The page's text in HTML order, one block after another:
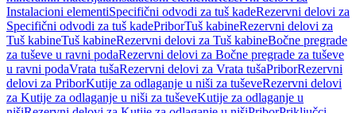
Instalacioni elementiSpecifični odvodi za tuš kadeRezervni delovi za
Specifični odvodi za tuš kadePriborTuš kabineRezervni delovi za
Tuš kabineTuš kabineRezervni delovi za Tuš kabineBočne pregrade
za tuševe u ravni podaRezervni delovi za Bočne pregrade za tuševe
u ravni podaVrata tušaRezervni delovi za Vrata tušaPriborRezervni
delovi za PriborKutije za odlaganje u niši za tuševeRezervni delovi
za Kutije za odlaganje u niši za tuševeKutije za odlaganje u